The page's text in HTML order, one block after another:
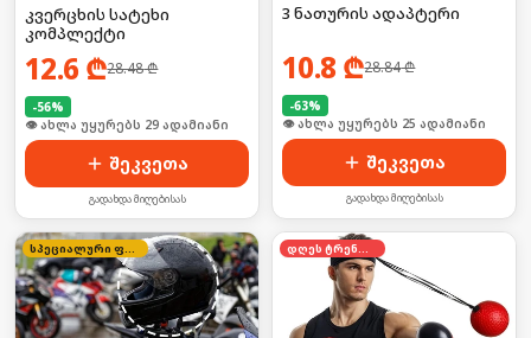
კვერცხის სატეხი
კომპლექტი
12.6 ₾28.48₾
-56%
🛒 ბოლო 24სთ-ში იყიდა 44-მა
შეკვეთა
გადახდა მიღებისას
3 ნათურის ადაპტერი
10.8 ₾28.84₾
-63%
🛒 ბოლო 24სთ-ში იყიდა 39-მა
შეკვეთა
გადახდა მიღებისას
სპეციალური ფასი დღეს ტრენდში